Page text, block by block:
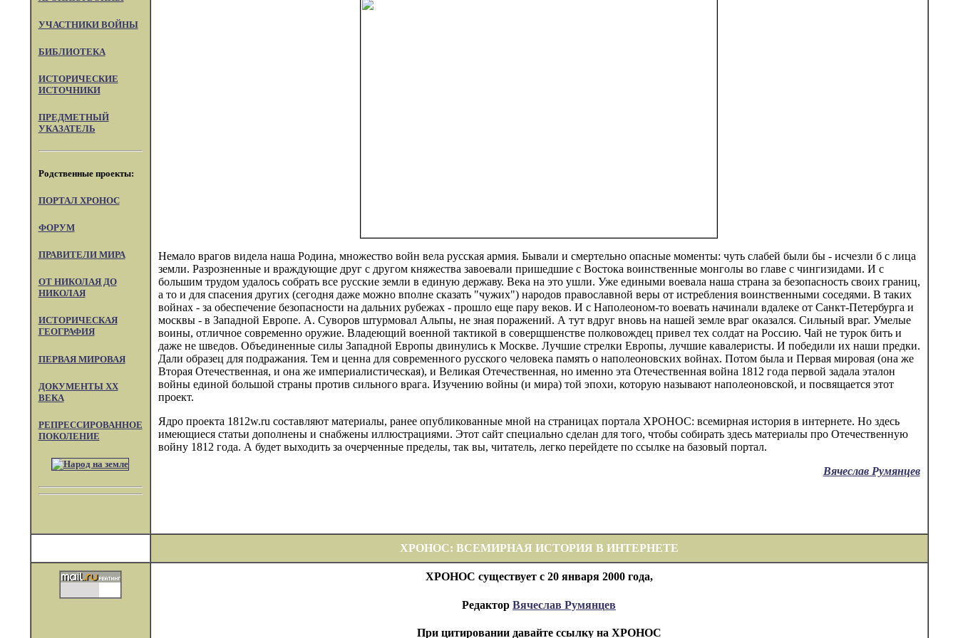
УЧАСТНИКИ ВОЙНЫ
БИБЛИОТЕКА
ИСТОРИЧЕСКИЕ
ИСТОЧНИКИ
ПРЕДМЕТНЫЙ
УКАЗАТЕЛЬ
Родственные проекты:
ПОРТАЛ XPOHOC
ФОРУМ
ПРАВИТЕЛИ МИРА
ОТ НИКОЛАЯ ДО
НИКОЛАЯ
ИСТОРИЧЕСКАЯ
ГЕОГРАФИЯ
ПЕРВАЯ МИРОВАЯ
ДОКУМЕНТЫ XX
ВЕКА
РЕПРЕССИРОВАННОЕ
ПОКОЛЕНИЕ
Немало врагов видела наша Родина, множество войн вела русская армия. Бывали и смертельно опасные моменты: чуть слабей были бы - исчезли б с лица
земли. Разрозненные и враждующие друг с другом княжества завоевали пришедшие с Востока воинственные монголы во главе с чингизидами. И с
большим трудом удалось собрать все русские земли в единую державу. Века на это ушли. Уже едиными воевала наша страна за безопасность своих границ,
а то и для спасения других (сегодня даже можно вполне сказать "чужих") народов православной веры от истребления воинственными соседями. В таких
войнах - за обеспечение безопасности на дальних рубежах - прошло еще пару веков. И с Наполеоном-то воевать начинали вдалеке от Санкт-Петербурга и
москвы - в Западной Европе. А. Суворов штурмовал Альпы, не зная поражений. А тут вдруг вновь на нашей земле враг оказался. Сильный враг. Умелые
воины, отличное современно оружие. Владеющий военной тактикой в соверщшенстве полковождец привел тех солдат на Россию. Чай не турок бить и
даже не шведов. Объединенные силы Западной Европы двинулись к Москве. Лучшие стрелки Европы, лучшие кавалеристы. И победили их наши предки.
Дали образец для подражания. Тем и ценна для современного русского человека память о наполеоновских войнах. Потом была и Первая мировая (она же
Вторая Отечественная, и она же империалистическая), и Великая Отечественная, но именно эта Отечественная война 1812 года первой задала эталон
войны единой большой страны против сильного врага. Изучению войны (и мира) той эпохи, которую называют наполеоновской, и посвящается этот
проект.
Ядро проекта 1812w.ru составляют материалы, ранее опубликованные мной на страницах портала ХРОНОС: всемирная история в интернете. Но здесь
имеющиеся статьи дополнены и снабжены иллюстрациями. Этот сайт специально сделан для того, чтобы собирать здесь материалы про Отечественную
войну 1812 года. А будет выходить за очерченные пределы, так вы, читатель, легко перейдете по ссылке на базовый портал.
Вячеслав Румянцев
ХРОНОС: ВСЕМИРНАЯ ИСТОРИЯ В ИНТЕРНЕТЕ
ХРОНОС существует с 20 января 2000 года,
Редактор Вячеслав Румянцев
При цитировании давайте ссылку на ХРОНОС